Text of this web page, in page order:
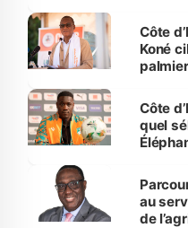
Côte
Koné
Côte
quel
au
de